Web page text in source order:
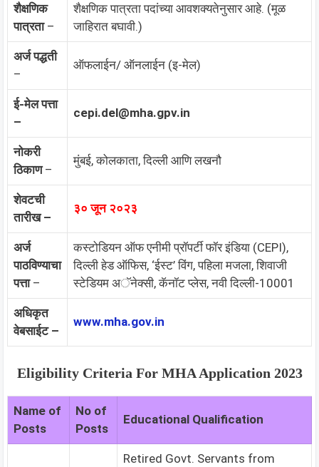
शैक्षणिक
पात्रता–
शैक्षणिक पात्रता पदांच्या आवशक्यतेनुसार आहे. (मूळ
जाहिरात बघावी.)
अर्ज पद्धती
–
ऑफलाईन/ ऑनलाईन (इ-मेल)
ई-मेल पत्ता
–
cepi.del@mha.gpv.in
नोकरी
ठिकाण–
मुंबई, कोलकाता, दिल्ली आणि लखनौ
शेवटची
तारीख –
३० जून २०२३
अर्ज
पाठविण्याचा
पत्ता–
कस्टोडियन ऑफ एनीमी प्रॉपर्टी फॉर इंडिया (CEPI),
दिल्ली हेड ऑफिस, ‘ईस्ट’ विंग, पहिला मजला, शिवाजी
स्टेडियम अॅनेक्सी, कॅनॉट प्लेस, नवी दिल्ली-10001
अधिकृत
वेबसाईट –
www.mha.gov.in
Eligibility Criteria For MHAApplication 2023
Name of
Posts
No of
Posts
Educational Qualification
Retired Govt. Servants from